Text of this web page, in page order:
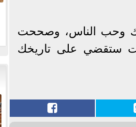
وحب الناس، وصححت
ستقضي على تاريخك